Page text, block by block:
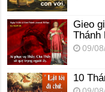
Gieo
Thánh
09/
10